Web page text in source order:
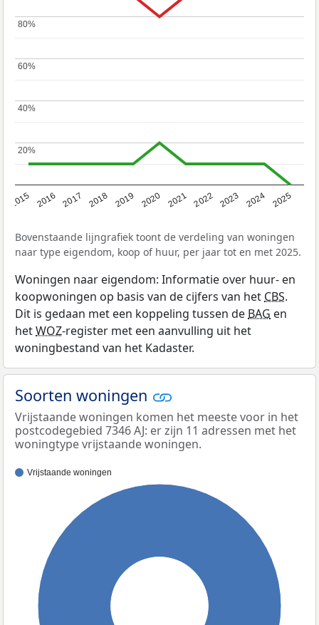
2015 2016 2017 2018 2019 2020 2021 2022 2023 2024 2025
20%
20%
40%
40%
60%
60%
80%
80%
Bovenstaande lijngrafiek toont de verdeling van woningen
naar type eigendom, koop of huur, per jaar tot en met 2025.
Woningen naar eigendom: Informatie over huur- en
koopwoningen op basis van de cijfers van het CBS.
Dit is gedaan met een koppeling tussen de BAG en
hetWOZ-register met een aanvulling uit het
woningbestand van het Kadaster.
Soorten woningen
Vrijstaande woningen komen het meeste voor in het
postcodegebied 7346 AJ: er zijn 11 adressen met het
woningtype vrijstaande woningen.
Vrijstaande woningen